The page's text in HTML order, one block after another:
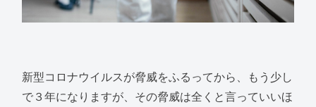
新型コロナウイルスが脅威をふるってから、もう少し
で３年になりますが、その脅威は全くと言っていいほ